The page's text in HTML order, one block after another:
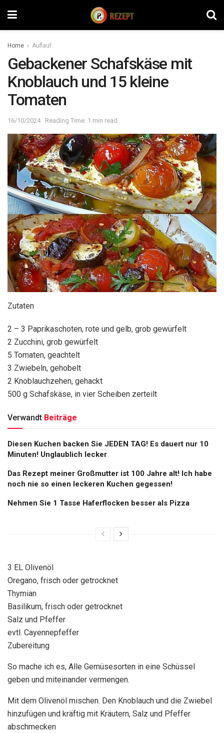
Home Auflauf
Gebackener Schafskäse mit
Knoblauch und 15 kleine
Tomaten
16/10/2024 Reading Time: 1 min read
Zutaten
2 – 3 Paprikaschoten, rote und gelb, grob gewürfelt
2 Zucchini, grob gewürfelt
5 Tomaten, geachtelt
3 Zwiebeln, gehobelt
2 Knoblauchzehen, gehackt
500 g Schafskäse, in vier Scheiben zerteilt
Verwandt Beiträge
Diesen Kuchen backen Sie JEDEN TAG! Es dauert nur 10
Minuten! Unglaublich lecker
Das Rezept meiner Großmutter ist 100 Jahre alt! Ich habe
noch nie so einen leckeren Kuchen gegessen!
Nehmen Sie 1 Tasse Haferflocken besser als Pizza
3 EL Olivenöl
Oregano, frisch oder getrocknet
Thymian
Basilikum, frisch oder getrocknet
Salz und Pfeffer
evtl. Cayennepfeffer
Zubereitung
So mache ich es, Alle Gemüsesorten in eine Schüssel
geben und miteinander vermengen.
Mit dem Olivenöl mischen. Den Knoblauch und die Zwiebel
hinzufügen und kräftig mit Kräutern, Salz und Pfeffer
abschmecken